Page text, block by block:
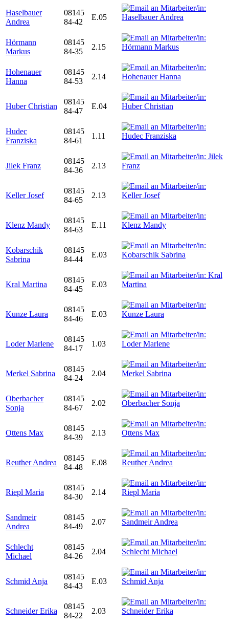
Haselbauer
Andrea
08145
84-42
E.05
Hörmann
Markus
08145
84-35
2.15
Hohenauer
Hanna
08145
84-53
2.14
Huber Christian
08145
84-47
E.04
Hudec
Franziska
08145
84-61
1.11
Jilek Franz
08145
84-36
2.13
Keller Josef
08145
84-65
2.13
Klenz Mandy
08145
84-63
E.11
Kobarschik
Sabrina
08145
84-44
E.03
Kral Martina
08145
84-45
E.03
Kunze Laura
08145
84-46
E.03
Loder Marlene
08145
84-17
1.03
Merkel Sabrina
08145
84-24
2.04
Oberbacher
Sonja
08145
84-67
2.02
Ottens Max
08145
84-39
2.13
Reuther Andrea
08145
84-48
E.08
Riepl Maria
08145
84-30
2.14
Sandmeir
Andrea
08145
84-49
2.07
Schlecht
Michael
08145
84-26
2.04
Schmid Anja
08145
84-43
E.03
Schneider Erika
08145
84-22
2.03